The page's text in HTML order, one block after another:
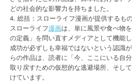
どの社会的な影響力を持ちました。
4. 総括：スローライフ漫画が提供するも
スローライフ漫画は、単に風景や食べ物
の定義」を問い直すメディアとして機能
成功が必ずしも幸福ではないという認識
らの作品は、読者に「今、ここにいる自
取り戻すための仮想的な逃避場所、そし
けています。